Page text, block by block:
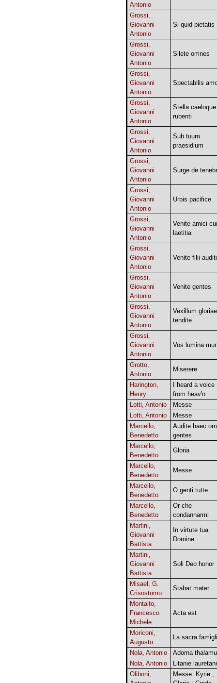
Antonio
Grossi,
Giovanni
Antonio
Si quid pietatis
Grossi,
Giovanni
Antonio
Silete omnes
Grossi,
Giovanni
Antonio
Spectabilis
Grossi,
Giovanni
Antonio
Stella caeloque
rubenti
Grossi,
Giovanni
Antonio
Sub tuum
praesidium
Grossi,
Giovanni
Antonio
Surge de
Grossi,
Giovanni
Antonio
Urbis pacifice
Grossi,
Giovanni
Antonio
Venite amici
laetitia
Grossi,
Giovanni
Antonio
Venite filii
Grossi,
Giovanni
Antonio
Venite gentes
Grossi,
Giovanni
Antonio
Vexillum gloriae
tendite
Grossi,
Giovanni
Antonio
Vos lumina
Grotto,
Antonio
Miserere
Harington,
Henry
I heard a voice
from heav'n
Lotti, Antonio
Messe
Lotti, Antonio
Messe
Marcello,
Benedetto
Audite haec
gentes
Marcello,
Benedetto
Gloria
Marcello,
Benedetto
Messe
Marcello,
Benedetto
O genti tutte
Marcello,
Benedetto
Or che
condannarmi
Martini,
Giovanni
Battista
In virtute tua
Domine
Martini,
Giovanni
Battista
Soli Deo honor
Misael, G.
Crisostomo
Stabat mater
Montalto,
Francesco
Michele
Acta est
Moriconi,
Augusto
La sacra
Nola, Antonio
Adorna
Nola, Antonio
Litanie
Oliboni,
Messe. Kyrie ;